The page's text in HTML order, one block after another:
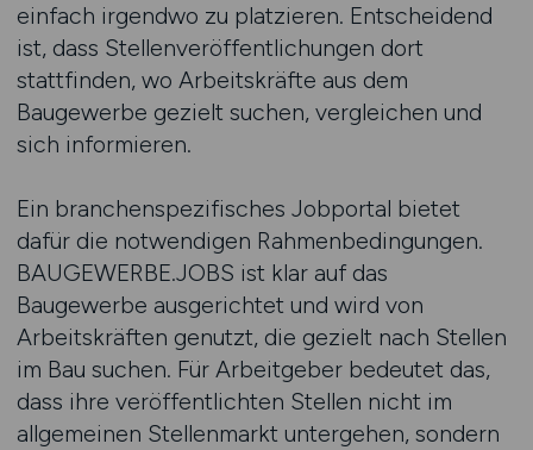
einfach irgendwo zu platzieren. Entscheidend
ist, dass Stellenveröffentlichungen dort
stattfinden, wo Arbeitskräfte aus dem
Baugewerbe gezielt suchen, vergleichen und
sich informieren.
Ein branchenspezifisches Jobportal bietet
dafür die notwendigen Rahmenbedingungen.
BAUGEWERBE.JOBS ist klar auf das
Baugewerbe ausgerichtet und wird von
Arbeitskräften genutzt, die gezielt nach Stellen
im Bau suchen. Für Arbeitgeber bedeutet das,
dass ihre veröffentlichten Stellen nicht im
allgemeinen Stellenmarkt untergehen, sondern